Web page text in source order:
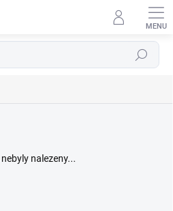
Hledat
nebyly nalezeny...